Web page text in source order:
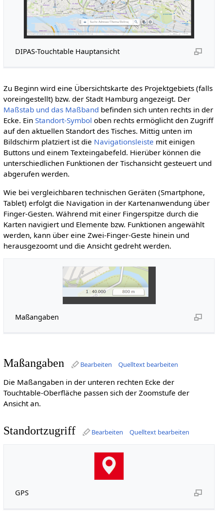
DIPAS-Touchtable Hauptansicht
Zu Beginn wird eine Übersichtskarte des Projektgebiets (falls
voreingestellt) bzw. der Stadt Hamburg angezeigt. Der
Maßstab und das Maßband befinden sich unten rechts in der
Ecke. Ein Standort-Symbol oben rechts ermöglicht den Zugriff
auf den aktuellen Standort des Tisches. Mittig unten im
Bildschirm platziert ist die Navigationsleiste mit einigen
Buttons und einem Texteingabefeld. Hierüber können die
unterschiedlichen Funktionen der Tischansicht gesteuert und
abgerufen werden.
Wie bei vergleichbaren technischen Geräten (Smartphone,
Tablet) erfolgt die Navigation in der Kartenanwendung über
Finger-Gesten. Während mit einer Fingerspitze durch die
Karten navigiert und Elemente bzw. Funktionen angewählt
werden, kann über eine Zwei-Finger-Geste hinein und
herausgezoomt und die Ansicht gedreht werden.
Maßangaben
Maßangaben Bearbeiten Quelltext bearbeiten
Die Maßangaben in der unteren rechten Ecke der
Touchtable-Oberfläche passen sich der Zoomstufe der
Ansicht an.
Standortzugriff Bearbeiten Quelltext bearbeiten
GPS